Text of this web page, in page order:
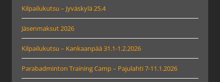
Kilpailukutsu – Jyväskylä 25.4
Jäsenmaksut 2026
Kilpailukutsu – Kankaanpää 31.1-1.2.2026
Parabadminton Training Camp – Pajulahti 7-11.1.2026